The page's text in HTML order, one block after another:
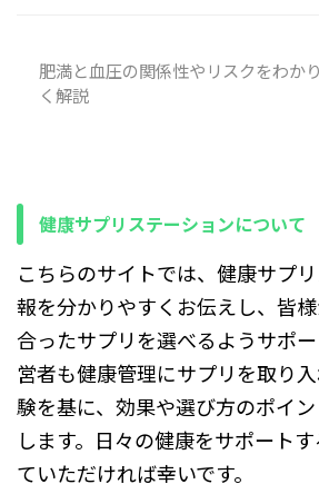
方 この記事でわかること 低
血圧で起きやすい不調とその
原因の基本 効果が期待できる
安 読み方のヒント 章ごと ...
肥満と血圧の関係性やリスクをわか
く解説
健康サプリステーションについて
こちらのサイトでは、健康サプ
報を分かりやすくお伝えし、皆
合ったサプリを選べるようサポ
営者も健康管理にサプリを取り
験を基に、効果や選び方のポイ
します。日々の健康をサポート
ていただければ幸いです。